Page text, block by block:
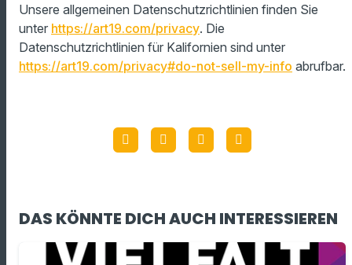
Unsere allgemeinen Datenschutzrichtlinien finden Sie
unter https://art19.com/privacy. Die
Datenschutzrichtlinien für Kalifornien sind unter
https://art19.com/privacy#do-not-sell-my-info abrufbar.
DAS KÖNNTE DICH AUCH INTERESSIEREN